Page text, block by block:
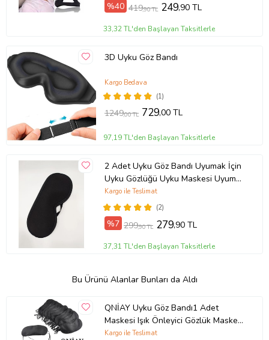
%40 419,90 TL 249,90 TL
33,32 TL'den Başlayan Taksitlerle
3D Uyku Göz Bandı
(1)
Kargo Bedava
1249,00 TL 729,00 TL
97,19 TL'den Başlayan Taksitlerle
2 Adet Uyku Göz Bandı Uyumak İçin
Uyku Gözlüğü Uyku Maskesi Uyuma
Bandı
(2)
Kargo ile Teslimat
%7 299,90 TL 279,90 TL
37,31 TL'den Başlayan Taksitlerle
Bu Ürünü Alanlar Bunları da Aldı
QNİAY Uyku Göz Bandı1 Adet
Maskesi Işık Önleyici Gözlük Maske
Bant
Kargo ile Teslimat